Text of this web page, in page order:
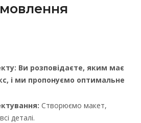
Ви розповідаєте, яким має
і ми пропонуємо оптимальне
Створюємо макет,
деталі.